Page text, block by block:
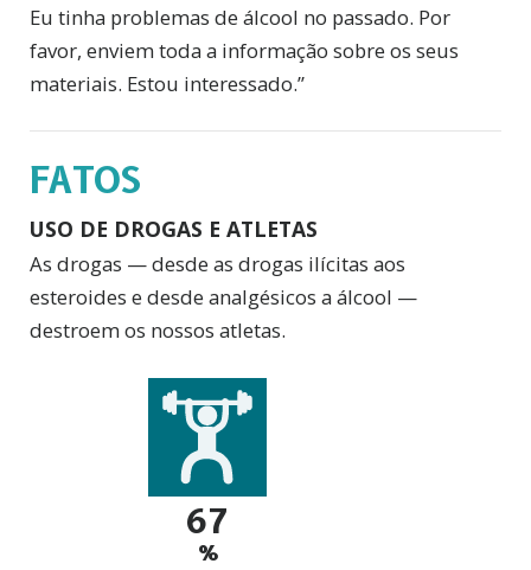
Eu tinha problemas de álcool no passado. Por
favor, enviem toda a informação sobre os seus
materiais. Estou interessado.”
FATOS
USO DE DROGAS E ATLETAS
As drogas — desde as drogas ilícitas aos
esteroides e desde analgésicos a álcool —
destroem os nossos atletas.
67
%